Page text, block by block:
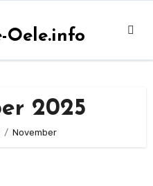
Oele.info
2025
November